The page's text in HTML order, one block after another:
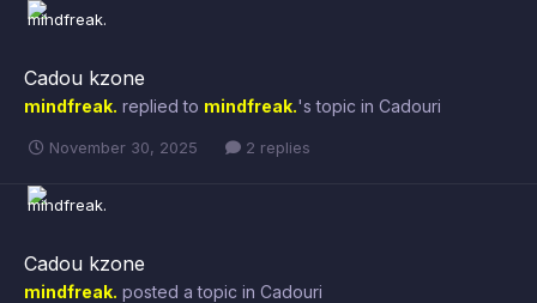
Cadou kzone
mindfreak. replied to mindfreak.'s topic in Cadouri
November 30, 2025 2 replies
Cadou kzone
mindfreak. posted a topic in Cadouri